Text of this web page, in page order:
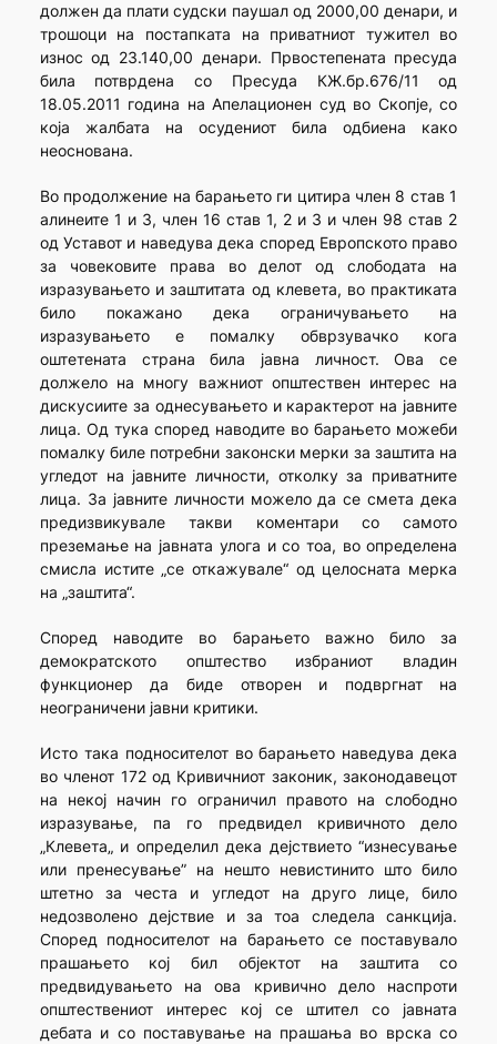
должен да плати судски паушал од 2000,00 денари, и
трошоци на постапката на приватниот тужител во
износ од 23.140,00 денари. Првостепената пресуда
била потврдена со Пресуда КЖ.бр.676/11 од
18.05.2011 година на Апелационен суд во Скопје, со
која жалбата на осудениот била одбиена како
неоснована.
Во продолжение на барањето ги цитира член 8 став 1
алинеите 1 и 3, член 16 став 1, 2 и 3 и член 98 став 2
од Уставот и наведува дека според Европското право
за човековите права во делот од слободата на
изразувањето и заштитата од клевета, во практиката
било покажано дека ограничувањето на
изразувањето е помалку обврзувачко кога
оштетената страна била јавна личност. Ова се
должело на многу важниот општествен интерес на
дискусиите за однесувањето и карактерот на јавните
лица. Од тука според наводите во барањето можеби
помалку биле потребни законски мерки за заштита на
угледот на јавните личности, отколку за приватните
лица. За јавните личности можело да се смета дека
предизвикувале такви коментари со самото
преземање на јавната улога и со тоа, во определена
смисла истите „се откажувале“ од целосната мерка
на „заштита“.
Според наводите во барањето важно било за
демократското општество избраниот владин
функционер да биде отворен и подвргнат на
неограничени јавни критики.
Исто така подносителот во барањето наведува дека
во членот 172 од Кривичниот законик, законодавецот
на некој начин го ограничил правото на слободно
изразување, па го предвидел кривичното дело
„Клевета„ и определил дека дејствието “изнесување
или пренесување” на нешто невистинито што било
штетно за честа и угледот на друго лице, било
недозволено дејствие и за тоа следела санкција.
Според подносителот на барањето се поставувало
прашањето кој бил објектот на заштита со
предвидувањето на ова кривично дело наспроти
општествениот интерес кој се штител со јавната
дебата и со поставување на прашања во врска со